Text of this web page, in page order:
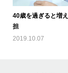
40歳を過ぎると増
担
2019.10.07